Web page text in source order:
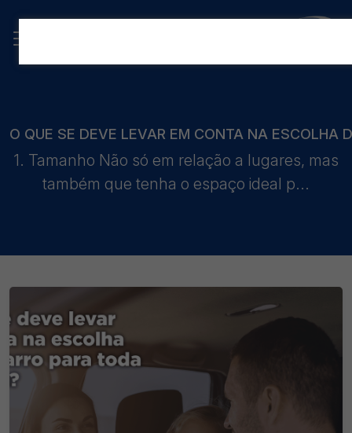
O QUE SE DEVE LEVAR EM CONTA NA ESCOLHA
1. Tamanho Não só em relação a lugares, mas
também que tenha o espaço ideal p...